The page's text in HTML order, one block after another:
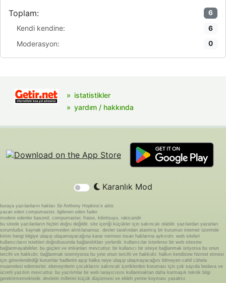
Toplam:
6
Kendi kendine: 6
Moderasyon: 0
istatistikler
yardım / hakkında
Karanlık Mod
buraya yazılanların hakları Sir Anthony Hopkins'e aittir.
yazan eden compumaster, ilgilenen eden fader
modere edenler basond, compumaster, fraise, kibritsuyu, rakicandir
bu sitede yazılanların hiçbiri doğru değildir. site içeriği küçükler için sakıncalı olabilir. yazılardan yazarları
sorumludur. kaynak göstermeden alıntılanamaz. devlet tarafından atanmış bir kurumun internet üzerinde
kimin hangi bilgiye ulaşıp ulaşamayacağına karar vermesi insan haklarına aykırıdır. web siteleri
kullanıcıların istekleri doğrultusunda bağlandıkları yerlerdir. kullanıcılar isterlerse bir web sitesine
bağlanmayabilirler. bu güçleri ve imkanları mevcuttur. bir kullanıcı bir siteye bağlanmak istiyorsa bu onun
tercihi ve hakkıdır. bağlanmak istemiyorsa bu yine onun tercihi ve hakkıdır. halkın kendisine hizmet etmesi
için görevlendirdiği kurumlar hadlerini aşıp halka neye ulaşıp ulaşmayacağını bilmeyen cahil cühela
muamelesi edemezler. ebeveynlerin çocuklarını sakıncalı içeriklerden koruması için çok sayıda bedava ve
ücretli yazılım mevcuttur. bu yazılımlar bir web tarayıcısını kullanmaktan daha karmaşık teknik bilgi
gerektirmemektedir. devletin milletini küçük düşürmesi ve ebleh yerine koyması yasaktır.